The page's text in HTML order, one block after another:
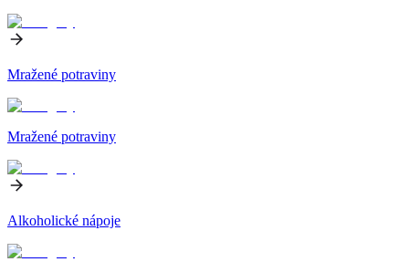
Mražené potraviny
Mražené potraviny
Alkoholické nápoje